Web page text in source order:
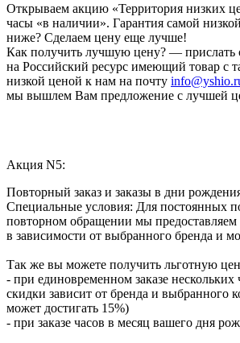
Открываем акцию «Территория низких
часы «в наличии». Гарантия самой
ниже? Сделаем цену еще лучше!
Как получить лучшую цену? — прислать
на Российский ресурс имеющий товар с
низкой ценой к нам на почту
мы вышлем Вам предложение с лучшей
Акция N5:
Повторный заказ и заказы в дни
Специальные условия: Для постоянных
повторном обращении мы предоставляем
в зависимости от выбранного бренда и
Так же вы можете получить льготную
- при единовременном заказе нескольких
скидки зависит от бренда и выбранного
может достигать 15%)
- при заказе часов в месяц вашего дня